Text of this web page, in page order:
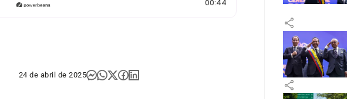
00:44Duración: 44 segundos
24 de abril de 2025
share
share